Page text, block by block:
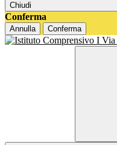
Chiudi
Conferma
Annulla Conferma